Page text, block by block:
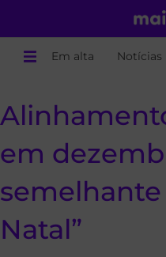
Em alta Notícias
em
semelhante
Natal”